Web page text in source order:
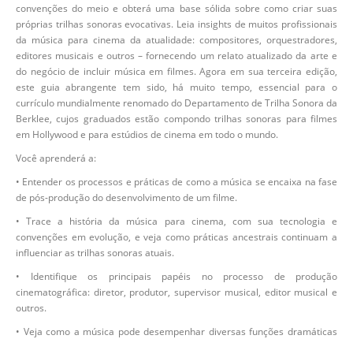
convenções do meio e obterá uma base sólida sobre como criar suas
próprias trilhas sonoras evocativas. Leia insights de muitos profissionais
da música para cinema da atualidade: compositores, orquestradores,
editores musicais e outros – fornecendo um relato atualizado da arte e
do negócio de incluir música em filmes. Agora em sua terceira edição,
este guia abrangente tem sido, há muito tempo, essencial para o
currículo mundialmente renomado do Departamento de Trilha Sonora da
Berklee, cujos graduados estão compondo trilhas sonoras para filmes
em Hollywood e para estúdios de cinema em todo o mundo.
Você aprenderá a:
• Entender os processos e práticas de como a música se encaixa na fase
de pós-produção do desenvolvimento de um filme.
• Trace a história da música para cinema, com sua tecnologia e
convenções em evolução, e veja como práticas ancestrais continuam a
influenciar as trilhas sonoras atuais.
• Identifique os principais papéis no processo de produção
cinematográfica: diretor, produtor, supervisor musical, editor musical e
outros.
• Veja como a música pode desempenhar diversas funções dramáticas